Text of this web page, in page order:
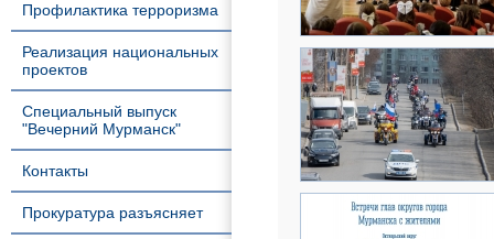
Профилактика терроризма
Реализация национальных
проектов
Специальный выпуск
"Вечерний Мурманск"
Контакты
Прокуратура разъясняет